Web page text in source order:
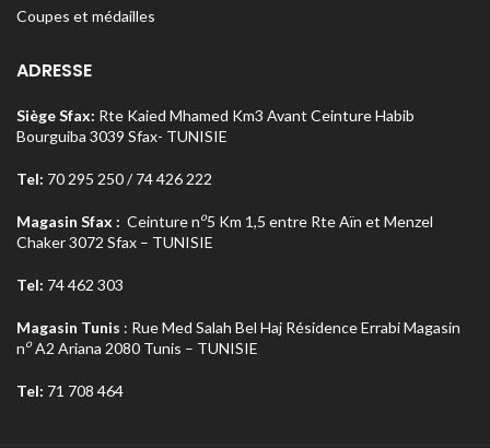
Coupes et médailles
ADRESSE
Siège Sfax: Rte Kaied Mhamed Km3 Avant Ceinture Habib
Bourguiba 3039 Sfax- TUNISIE
Tel: 70 295 250 / 74 426 222
Magasin Sfax : Ceinture no5 Km 1,5 entre Rte Aïn et Menzel
Chaker 3072 Sfax – TUNISIE
Tel: 74 462 303
Magasin Tunis : Rue Med Salah Bel Haj Résidence Errabi Magasin
noA2 Ariana 2080 Tunis – TUNISIE
Tel: 71 708 464